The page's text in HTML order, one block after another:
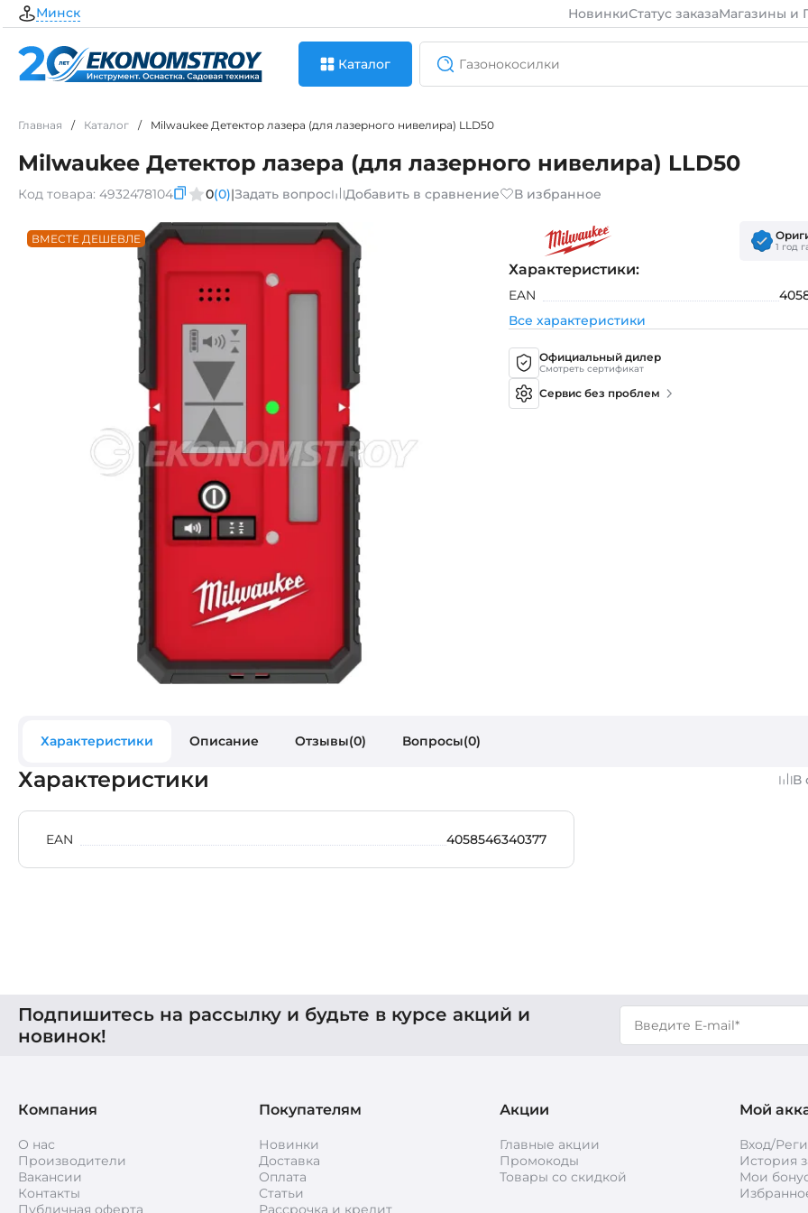
Минск НовинкиСтатус заказаМагазины и
Каталог
Главная / Каталог / Milwaukee Детектор лазера (для лазерного нивелира) LLD50
Milwaukee Детектор лазера (для лазерного нивелира) LLD50
Код товара: 4932478104 0(0)|Задать вопрос Добавить в сравнение В избранное
ВМЕСТЕ ДЕШЕВЛЕ
1 год
Характеристики:
EAN
Все характеристики
Официальный дилер
Смотреть сертификат
Сервис без проблем
Характеристики Описание Отзывы(0) Вопросы(0)
Характеристики В
EAN 4058546340377
Подпишитесь на рассылку и будьте в курсе акций и
новинок!
Компания
О нас
Производители
Вакансии
Контакты
Публичная оферта
Покупателям
Новинки
Доставка
Оплата
Статьи
Рассрочка и кредит
Акции
Главные акции
Промокоды
Товары со скидкой
Мой
Вход/
История
Мои